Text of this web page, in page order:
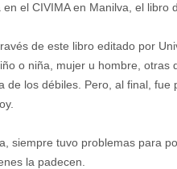
el CIVIMA en Manilva, el
de este libro editado por
o niña, mujer u hombre,
de los débiles. Pero, al final,
siempre tuvo problemas para
la padecen.